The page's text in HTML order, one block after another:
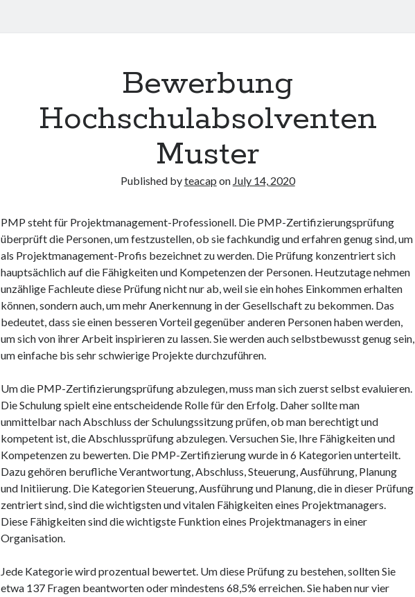
Bewerbung
Hochschulabsolventen
Muster
Published byteacap on July 14, 2020
PMP steht für Projektmanagement-Professionell. Die PMP-Zertifizierungsprüfung
überprüft die Personen, um festzustellen, ob sie fachkundig und erfahren genug sind, um
als Projektmanagement-Profis bezeichnet zu werden. Die Prüfung konzentriert sich
hauptsächlich auf die Fähigkeiten und Kompetenzen der Personen. Heutzutage nehmen
unzählige Fachleute diese Prüfung nicht nur ab, weil sie ein hohes Einkommen erhalten
können, sondern auch, um mehr Anerkennung in der Gesellschaft zu bekommen. Das
bedeutet, dass sie einen besseren Vorteil gegenüber anderen Personen haben werden,
um sich von ihrer Arbeit inspirieren zu lassen. Sie werden auch selbstbewusst genug sein,
um einfache bis sehr schwierige Projekte durchzuführen.
Um die PMP-Zertifizierungsprüfung abzulegen, muss man sich zuerst selbst evaluieren.
Die Schulung spielt eine entscheidende Rolle für den Erfolg. Daher sollte man
unmittelbar nach Abschluss der Schulungssitzung prüfen, ob man berechtigt und
kompetent ist, die Abschlussprüfung abzulegen. Versuchen Sie, Ihre Fähigkeiten und
Kompetenzen zu bewerten. Die PMP-Zertifizierung wurde in 6 Kategorien unterteilt.
Dazu gehören berufliche Verantwortung, Abschluss, Steuerung, Ausführung, Planung
und Initiierung. Die Kategorien Steuerung, Ausführung und Planung, die in dieser Prüfung
zentriert sind, sind die wichtigsten und vitalen Fähigkeiten eines Projektmanagers.
Diese Fähigkeiten sind die wichtigste Funktion eines Projektmanagers in einer
Organisation.
Jede Kategorie wird prozentual bewertet. Um diese Prüfung zu bestehen, sollten Sie
etwa 137 Fragen beantworten oder mindestens 68,5% erreichen. Sie haben nur vier